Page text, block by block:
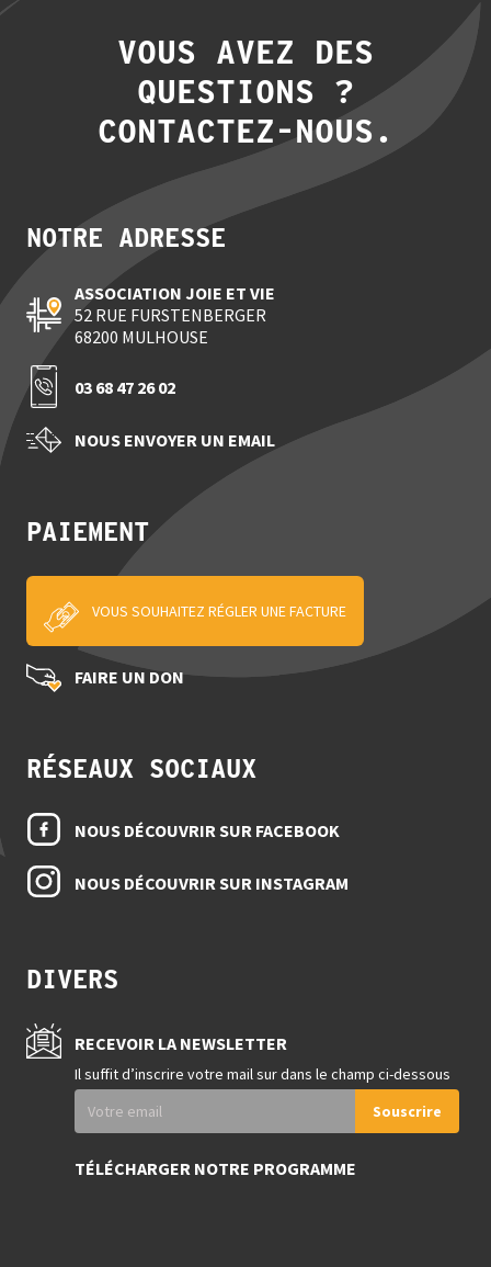
VOUS AVEZ DES
QUESTIONS ?
CONTACTEZ-NOUS.
NOTRE ADRESSE
52 RUE FURSTENBERGER
68200 MULHOUSE
03 68 47 26 02
NOUS ENVOYER UN EMAIL
PAIEMENT
VOUS SOUHAITEZ RÉGLER UNE FACTURE
FAIRE UN DON
RÉSEAUX SOCIAUX
NOUS DÉCOUVRIR SUR FACEBOOK
NOUS DÉCOUVRIR SUR INSTAGRAM
DIVERS
RECEVOIR LA NEWSLETTER
Il suffit d’inscrire votre mail sur dans le champ ci-dessous
Souscrire
TÉLÉCHARGER NOTRE PROGRAMME